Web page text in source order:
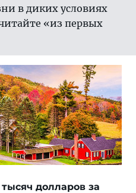
в диких условиях
«из первых
долларов за